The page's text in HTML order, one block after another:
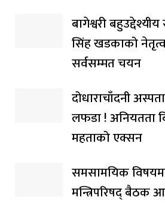
बागेश्वरी
सिंह खडकाको
सर्वसम्मत चयन
दोधाराचाँदनी
लफडा ! अनियतता
महताको एक्सन
समसामयिक
मन्त्रिपरिषद् बैठक